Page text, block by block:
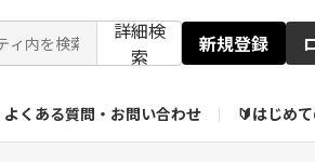
詳細検
索
新規登録
よくある質問・お問い合わせ 🔰はじめ